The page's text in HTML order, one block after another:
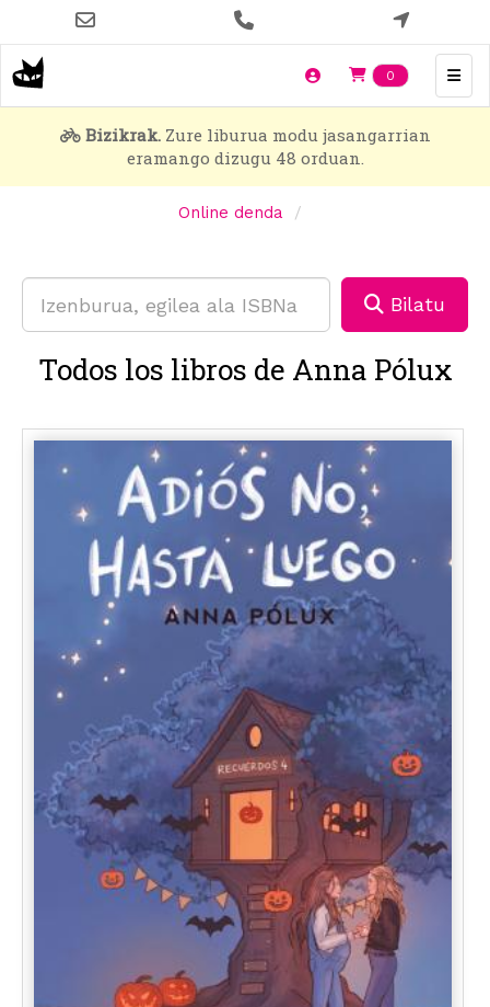
main
content
0 Items en
Bizikrak.Zure liburua modu jasangarrian
eramango dizugu 48 orduan.
Online denda
Bilatu
Todos los libros de Anna Pólux